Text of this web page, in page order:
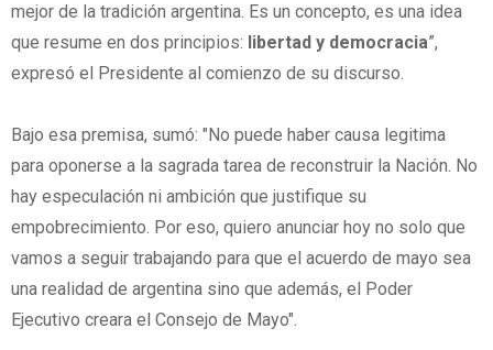
mejor de la tradición argentina. Es un concepto, es una idea
que resume en dos principios: libertad y democracia”,
expresó el Presidente al comienzo de su discurso.
Bajo esa premisa, sumó: "No puede haber causa legitima
para oponerse a la sagrada tarea de reconstruir la Nación. No
hay especulación ni ambición que justifique su
empobrecimiento. Por eso, quiero anunciar hoy no solo que
vamos a seguir trabajando para que el acuerdo de mayo sea
una realidad de argentina sino que además, el Poder
Ejecutivo creara el Consejo de Mayo".